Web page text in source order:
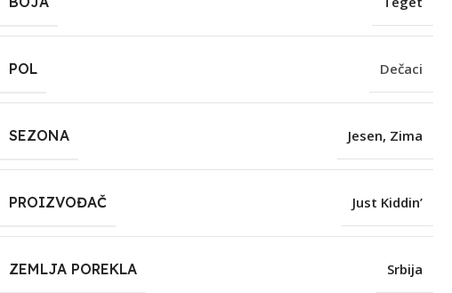
POL Dečaci
SEZONA Jesen, Zima
PROIZVOĐAČ Just Kiddin’
ZEMLJA POREKLA Srbija